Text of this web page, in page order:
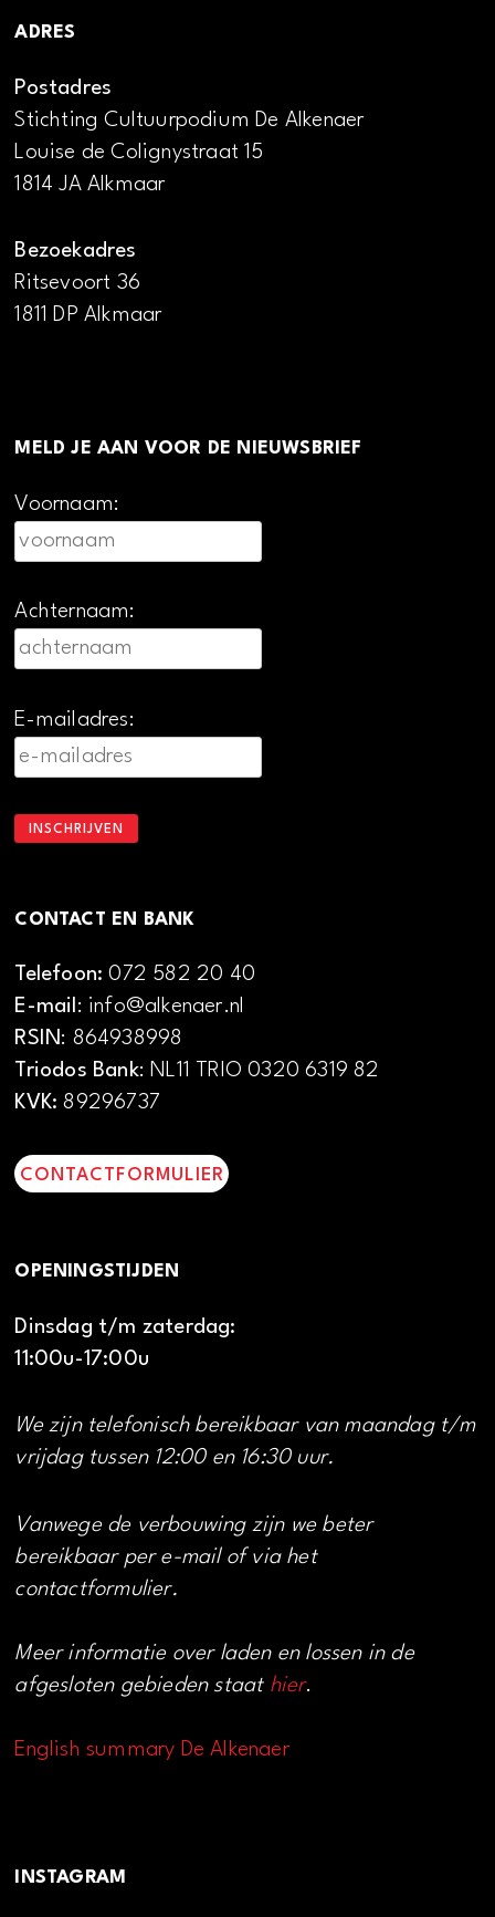
ADRES
Postadres
Stichting Cultuurpodium De Alkenaer
Louise de Colignystraat 15
1814 JA Alkmaar
Bezoekadres
Ritsevoort 36
1811 DP Alkmaar
MELD JE AAN VOOR DE NIEUWSBRIEF
Voornaam:
Achternaam:
E-mailadres:
CONTACT EN BANK
Telefoon:072 582 20 40
E-mail: info@alkenaer.nl
RSIN: 864938998
Triodos Bank: NL11 TRIO 0320 6319 82
KVK: 89296737
CONTACTFORMULIER
OPENINGSTIJDEN
Dinsdag t/m zaterdag:
11:00u-17:00u
We zijn telefonisch bereikbaar van maandag t/m
vrijdag tussen 12:00 en 16:30 uur.
Vanwege de verbouwing zijn we beter
bereikbaar per e-mail of via het
contactformulier.
Meer informatie over laden en lossen in de
afgesloten gebieden staat hier.
English summary De Alkenaer
INSTAGRAM